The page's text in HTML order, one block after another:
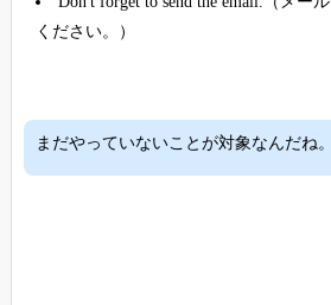
ください。）
まだやっていないことが対象なんだね。